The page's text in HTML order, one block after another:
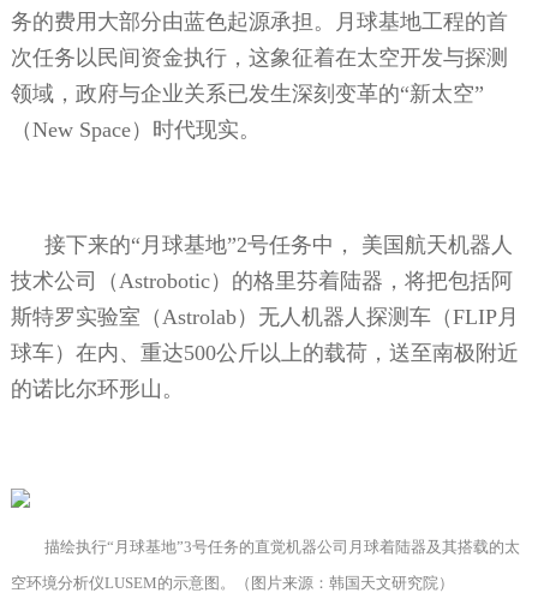
务的费用大部分由蓝色起源承担。月球基地工程的首
次任务以民间资金执行，这象征着在太空开发与探测
领域，政府与企业关系已发生深刻变革的“新太空”
（New Space）时代现实。
接下来的“月球基地”2号任务中，
美国航天机器人
技术公司（ Astrobotic）的格里芬着陆器，将把包括阿
斯特罗实验室（ Astrolab）无人机器人探测车（FLIP月
球车）在内、重达500公斤以上的载荷，送至南极附近
的诺比尔环形山。
描绘执行“月球基地”3号任务的直觉机器公司月球着陆器及其搭载的太
空环境分析仪LUSEM的示意图。（图片来源：韩国天文研究院）